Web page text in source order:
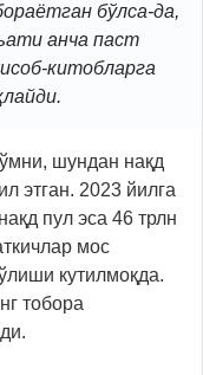
бўлса-да,
анча паст
китобларга
шундан нақд
этган. 2023 йилга
пул эса 46 трлн
мос
кутилмоқда.
тобора